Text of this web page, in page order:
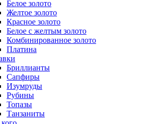
Белое золото
Желтое золото
Красное золото
Белое с желтым золото
Комбинированное золото
Платина
Бриллианты
Сапфиры
Изумруды
Рубины
Топазы
Танзаниты